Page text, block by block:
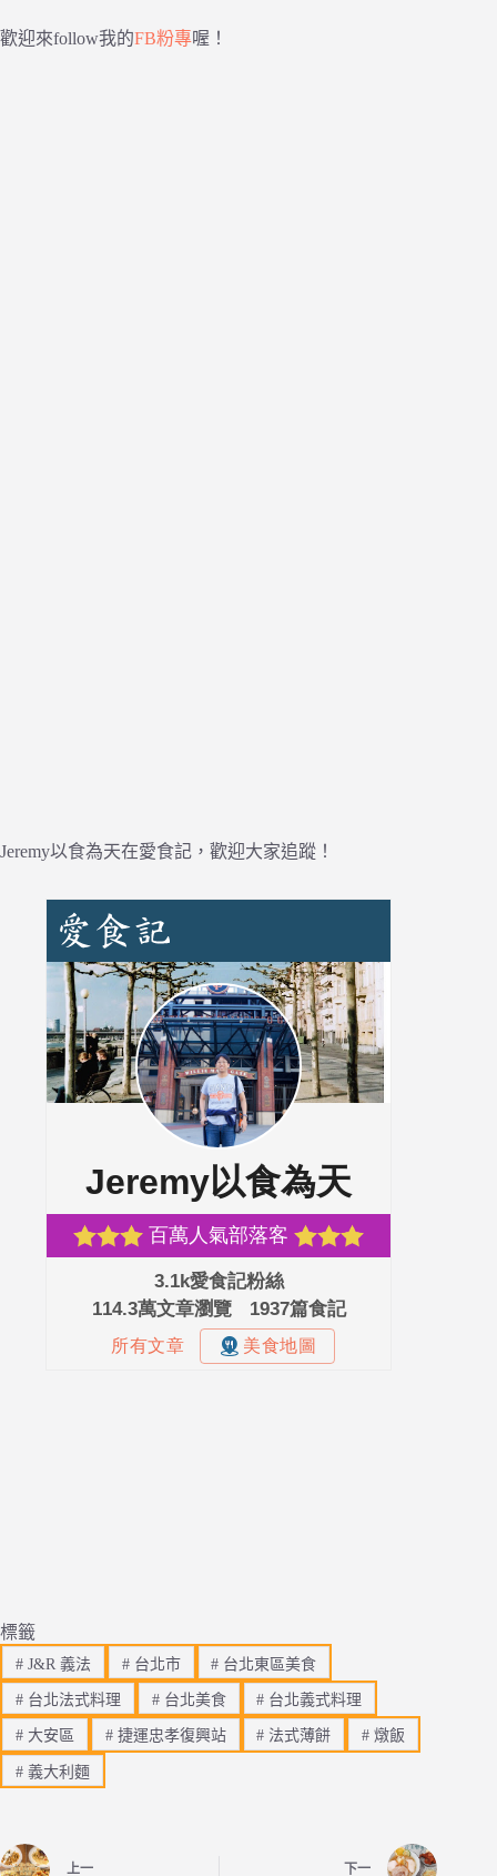
歡迎來follow我的FB粉專喔！
Jeremy以食為天在愛食記，歡迎大家追蹤！
標籤
#J&R 義法 #台北市 # 台北東區美食
#台北法式料理 #台北美食 # 台北義式料理
#大安區 #捷運忠孝復興站 # 法式薄餅 # 燉飯
#義大利麵
上一 下一